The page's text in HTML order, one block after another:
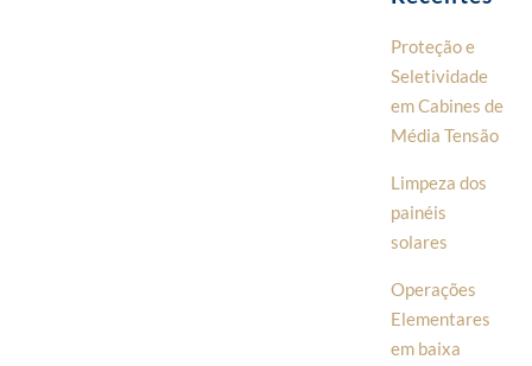
Proteção e
Seletividade
em Cabines de
Média Tensão
Limpeza dos
painéis
solares
Operações
Elementares
em baixa